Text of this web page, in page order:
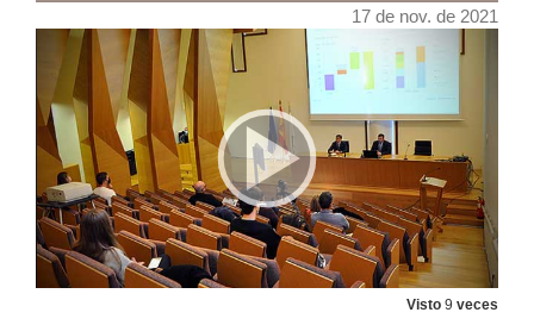
17 de nov. de 2021
Visto 9 veces